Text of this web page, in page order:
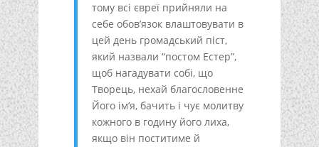
тому всі євреї прийняли на
себе обов’язок влаштовувати в
цей день громадський піст,
який назвали “постом Естер”,
щоб нагадувати собі, що
Творець, нехай благословенне
Його ім’я, бачить і чує молитву
кожного в годину його лиха,
якщо він поститиме й